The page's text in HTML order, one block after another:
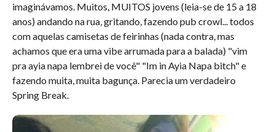
imaginávamos. Muitos, MUITOS jovens (leia-se de 15 a 18
anos) andando na rua, gritando, fazendo pub crowl... todos
com aquelas camisetas de feirinhas (nada contra, mas
achamos que era uma vibe arrumada para a balada) "vim
pra ayia napa lembrei de você" "Im in Ayia Napa bitch" e
fazendo muita, muita bagunça. Parecia um verdadeiro
Spring Break.